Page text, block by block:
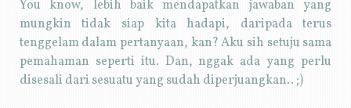
You know, lebih baik mendapatkan jawaban yang
mungkin tidak siap kita hadapi, daripada terus
tenggelam dalam pertanyaan, kan? Aku sih setuju sama
pemahaman seperti itu. Dan, nggak ada yang perlu
disesali dari sesuatu yang sudah diperjuangkan.. ;)